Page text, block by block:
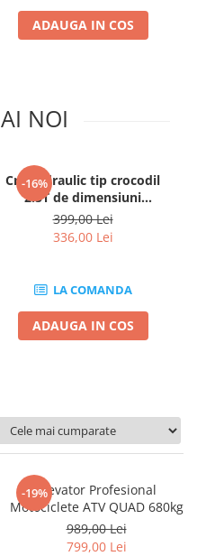
ADAUGA IN COS
NOI
-16%
Cric hidraulic tip crocodil
2.5T de dimensiuni
reduse
399,00 Lei
336,00 Lei
LA COMANDA
ADAUGA IN COS
-19%Elevator Profesional
Motociclete ATV QUAD 680kg
989,00 Lei
799,00 Lei